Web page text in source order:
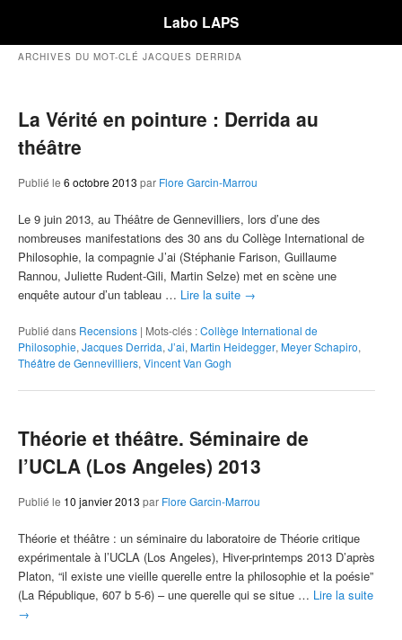
Labo LAPS
ARCHIVES DU MOT-CLÉ JACQUES DERRIDA
La Vérité en pointure : Derrida au
théâtre
Publié le 6 octobre 2013 par Flore Garcin-Marrou
Le 9 juin 2013, au Théâtre de Gennevilliers, lors d’une des
nombreuses manifestations des 30 ans du Collège International de
Philosophie, la compagnie J’ai (Stéphanie Farison, Guillaume
Rannou, Juliette Rudent-Gili, Martin Selze) met en scène une
enquête autour d’un tableau … Lire la suite →
Publié dans Recensions | Mots-clés :Collège International de
Philosophie, Jacques Derrida, J’ai, Martin Heidegger, Meyer Schapiro,
Théâtre de Gennevilliers, Vincent Van Gogh
Théorie et théâtre. Séminaire de
l’UCLA (Los Angeles) 2013
Publié le 10 janvier 2013 par Flore Garcin-Marrou
Théorie et théâtre : un séminaire du laboratoire de Théorie critique
expérimentale à l’UCLA (Los Angeles), Hiver-printemps 2013 D’après
Platon, “il existe une vieille querelle entre la philosophie et la poésie”
(La République, 607 b 5-6) – une querelle qui se situe … Lire la suite
→